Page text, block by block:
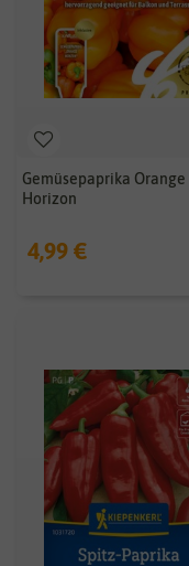
Gemüsepaprika Orange
Horizon
4,99 €